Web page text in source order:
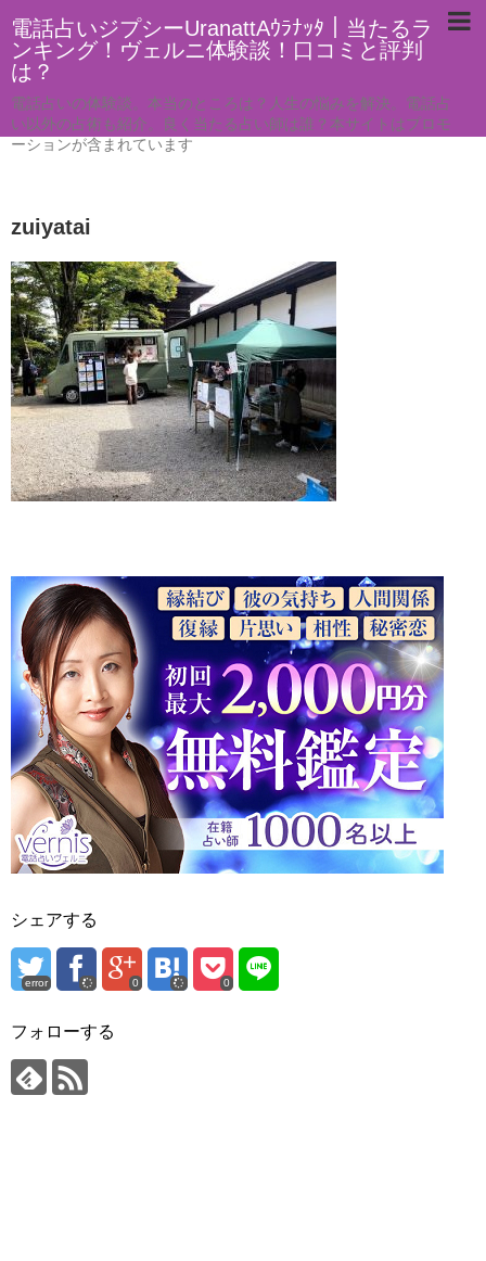
電話占いジプシーUranattAｳﾗﾅｯﾀ｜当たるラ
ンキング！ヴェルニ体験談！口コミと評判
は？
電話占いの体験談。本当のところは？人生の悩みを解決。電話占
い以外の占術も紹介。良く当たる占い師は誰？本サイトはプロモ
ーションが含まれています
zuiyatai
シェアする
error 0 0
フォローする